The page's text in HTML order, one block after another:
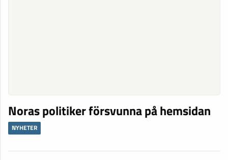
Noras politiker försvunna på hemsidan
NYHETER